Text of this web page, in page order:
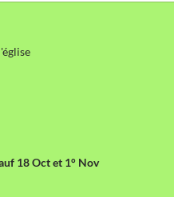
18 Oct et 1° Nov